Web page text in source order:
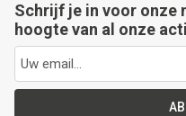
Schrijf je in voor onze
hoogte van al onze